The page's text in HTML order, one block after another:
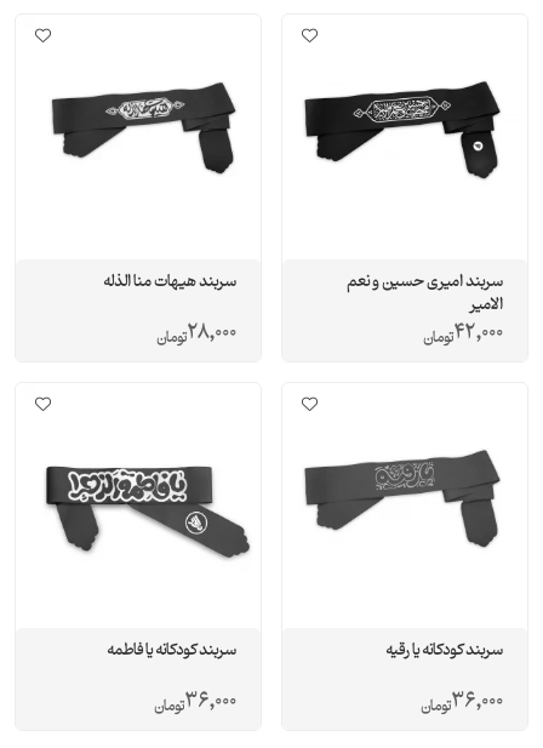
سربند امیری حسین و نعم
الامیر
42,000تومان
سربند هیهات منا الذله
28,000تومان
سربند کودکانه یا رقیه
36,000تومان
سربند کودکانه یا فاطمه
36,000تومان